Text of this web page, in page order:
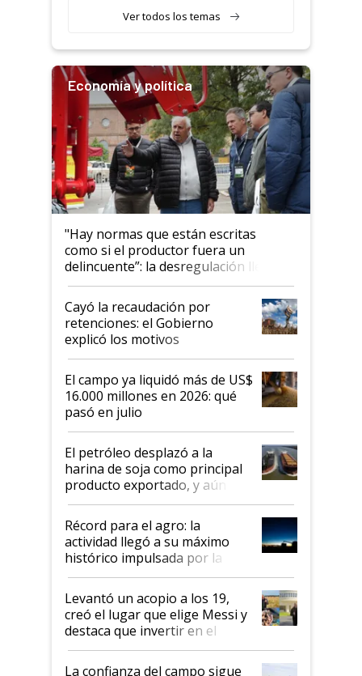
Ver todos los temas
Economía y política
"Hay normas que están escritas
como si el productor fuera un
delincuente”: la desregulación llegó
al Congreso Aapresid y hasta se
habló del financiamiento al IPCVA
Cayó la recaudación por
retenciones: el Gobierno
explicó los motivos
El campo ya liquidó más de US$
16.000 millones en 2026: qué
pasó en julio
El petróleo desplazó a la
harina de soja como principal
producto exportado, y aún así
el agro aportó casi seis de cada
diez dólares y sostuvo el
liderazgo en un semestre
récord
Récord para el agro: la
actividad llegó a su máximo
histórico impulsada por la
cosecha y las exportaciones
Levantó un acopio a los 19,
creó el lugar que elige Messi y
destaca que invertir en el
kirchnerismo era como "darle
plata a un hijo para droga":
La confianza del campo sigue